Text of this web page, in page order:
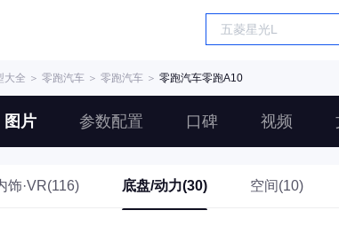
大全 ＞ 零跑汽车 ＞ 零跑汽车 ＞ 零跑汽车零跑A10
图片 参数配置 口碑 视频
饰·VR(116) 底盘/动力(30) 空间(10)